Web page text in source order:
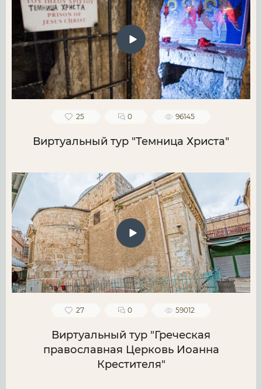
25 0 96145
Виртуальный тур "Темница Христа"
27 0 59012
Виртуальный тур "Греческая
православная Церковь Иоанна
Крестителя"